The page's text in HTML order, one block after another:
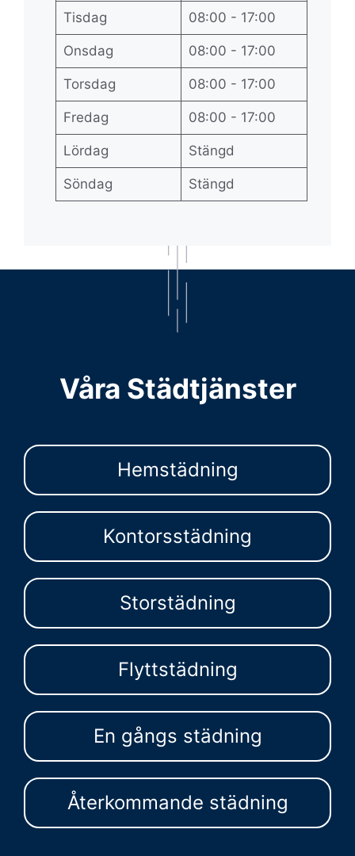
Tisdag 08:00 - 17:00
Onsdag 08:00 - 17:00
Torsdag 08:00 - 17:00
Fredag 08:00 - 17:00
Lördag Stängd
Söndag Stängd
Våra Städtjänster
Hemstädning
Kontorsstädning
Storstädning
Flyttstädning
En gångs städning
Återkommande städning